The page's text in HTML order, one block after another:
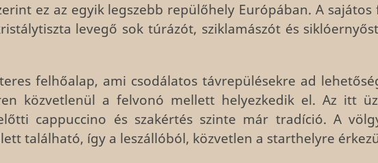
ez az egyik legszebb repülőhely Európában. A
levegő sok túrázót, sziklamászót és
felhőalap, ami csodálatos távrepülésekre ad
közvetlenül a felvonó mellett helyezkedik el. Az itt
cappuccino és szakértés szinte már tradíció. A
található, így a leszállóból, közvetlen a starthelyre